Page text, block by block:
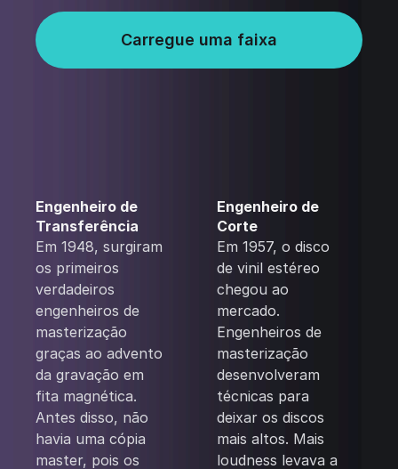
Carregue uma faixa
Engenheiro de
Transferência
Em 1948, surgiram
os primeiros
verdadeiros
engenheiros de
masterização
graças ao advento
da gravação em
fita magnética.
Antes disso, não
havia uma cópia
master, pois os
Engenheiro de
Corte
Em 1957, o disco
de vinil estéreo
chegou ao
mercado.
Engenheiros de
masterização
desenvolveram
técnicas para
deixar os discos
mais altos. Mais
loudness levava a